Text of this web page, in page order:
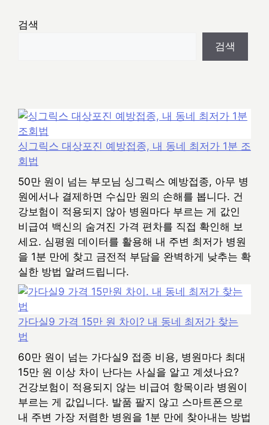
검색
검색
싱그릭스 대상포진 예방접종, 내 동네 최저가 1분 조
회법
50만 원이 넘는 부모님 싱그릭스 예방접종, 아무 병
원에서나 결제하면 수십만 원의 손해를 봅니다. 건
강보험이 적용되지 않아 병원마다 부르는 게 값인
비급여 백신의 숨겨진 가격 편차를 직접 확인해 보
세요. 심평원 데이터를 활용해 내 주변 최저가 병원
을 1분 만에 찾고 금전적 부담을 완벽하게 낮추는 확
실한 방법 알려드립니다.
가다실9 가격 15만 원 차이? 내 동네 최저가 찾는
법
60만 원이 넘는 가다실9 접종 비용, 병원마다 최대
15만 원 이상 차이 난다는 사실을 알고 계셨나요?
건강보험이 적용되지 않는 비급여 항목이라 병원이
부르는 게 값입니다. 발품 팔지 않고 스마트폰으로
내 주변 가장 저렴한 병원을 1분 만에 찾아내는 방법